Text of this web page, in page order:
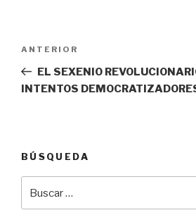
entradas
Entrada
anterior:
ANTERIOR
EL SEXENIO
INTENTOS
BÚSQUEDA
por: